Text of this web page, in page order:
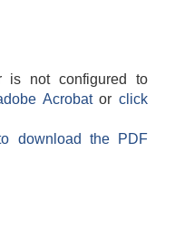
is not configured to
Acrobatorclick
download the PDF